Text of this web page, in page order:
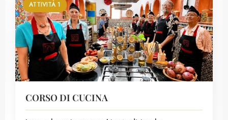
ATTIVITÀ 1
CORSO DI CUCINA